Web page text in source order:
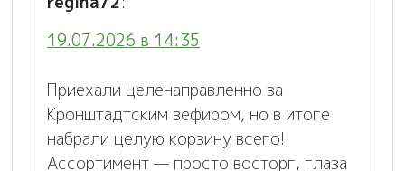
19.07.2026 в 14:35
Приехали целенаправленно за
Кронштадтским зефиром, но в итоге
набрали целую корзину всего!
Ассортимент — просто восторг, глаза